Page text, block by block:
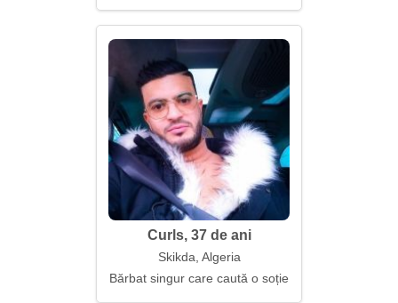
Curls, 37 de ani
Skikda, Algeria
Bărbat singur care caută o soție